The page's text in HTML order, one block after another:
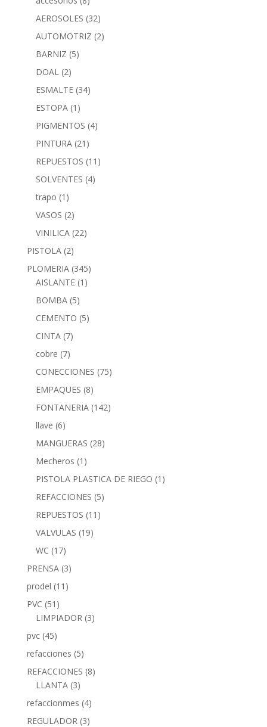
AEROSOLES (32)
AUTOMOTRIZ (2)
BARNIZ (5)
DOAL (2)
ESMALTE (34)
ESTOPA (1)
PIGMENTOS (4)
PINTURA (21)
REPUESTOS (11)
SOLVENTES (4)
trapo (1)
VASOS (2)
VINILICA (22)
PISTOLA (2)
PLOMERIA (345)
AISLANTE (1)
BOMBA (5)
CEMENTO (5)
CINTA (7)
cobre (7)
CONECCIONES (75)
EMPAQUES (8)
FONTANERIA (142)
llave (6)
MANGUERAS (28)
Mecheros (1)
PISTOLA PLASTICA DE RIEGO (1)
REFACCIONES (5)
REPUESTOS (11)
VALVULAS (19)
WC (17)
PRENSA (3)
prodel (11)
PVC (51)
LIMPIADOR (3)
pvc (45)
refacciones (5)
REFACCIONES (8)
LLANTA (3)
refaccionmes (4)
REGULADOR (3)